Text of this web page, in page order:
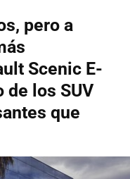
pero a
Scenic E-
de los SUV
que